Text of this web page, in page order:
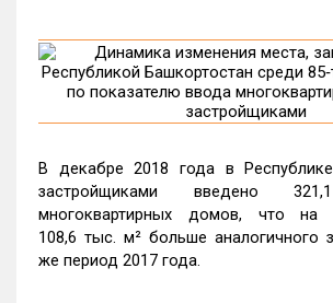
В декабре 2018 года в
застройщиками введено
многоквартирных домов, что
108,6 тыс. м² больше аналогичного
же период 2017 года.